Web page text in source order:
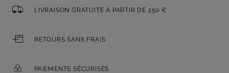
LIVRAISON GRATUITE À PARTIR DE 250 €
RETOURS SANS FRAIS
PAIEMENTS SÉCURISÉS